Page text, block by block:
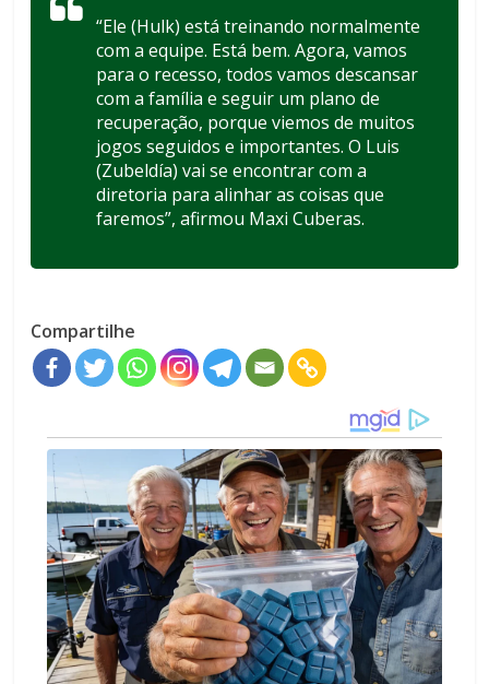
“Ele (Hulk) está treinando normalmente
com a equipe. Está bem. Agora, vamos
para o recesso, todos vamos descansar
com a família e seguir um plano de
recuperação, porque viemos de muitos
jogos seguidos e importantes. O Luis
(Zubeldía) vai se encontrar com a
diretoria para alinhar as coisas que
faremos”, afirmou Maxi Cuberas.
Compartilhe